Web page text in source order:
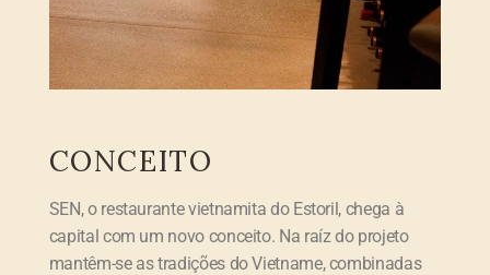
CONCEITO
SEN, o restaurante vietnamita do Estoril, chega à
capital com um novo conceito. Na raíz do projeto
mantêm-se as tradições do Vietname, combinadas